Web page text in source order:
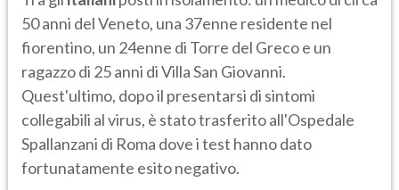
50 anni del Veneto, una 37enne residente nel
fiorentino, un 24enne di Torre del Greco e un
ragazzo di 25 anni di Villa San Giovanni.
Quest'ultimo, dopo il presentarsi di sintomi
collegabili al virus, è stato trasferito all'Ospedale
Spallanzani di Roma dove i test hanno dato
fortunatamente esito negativo.